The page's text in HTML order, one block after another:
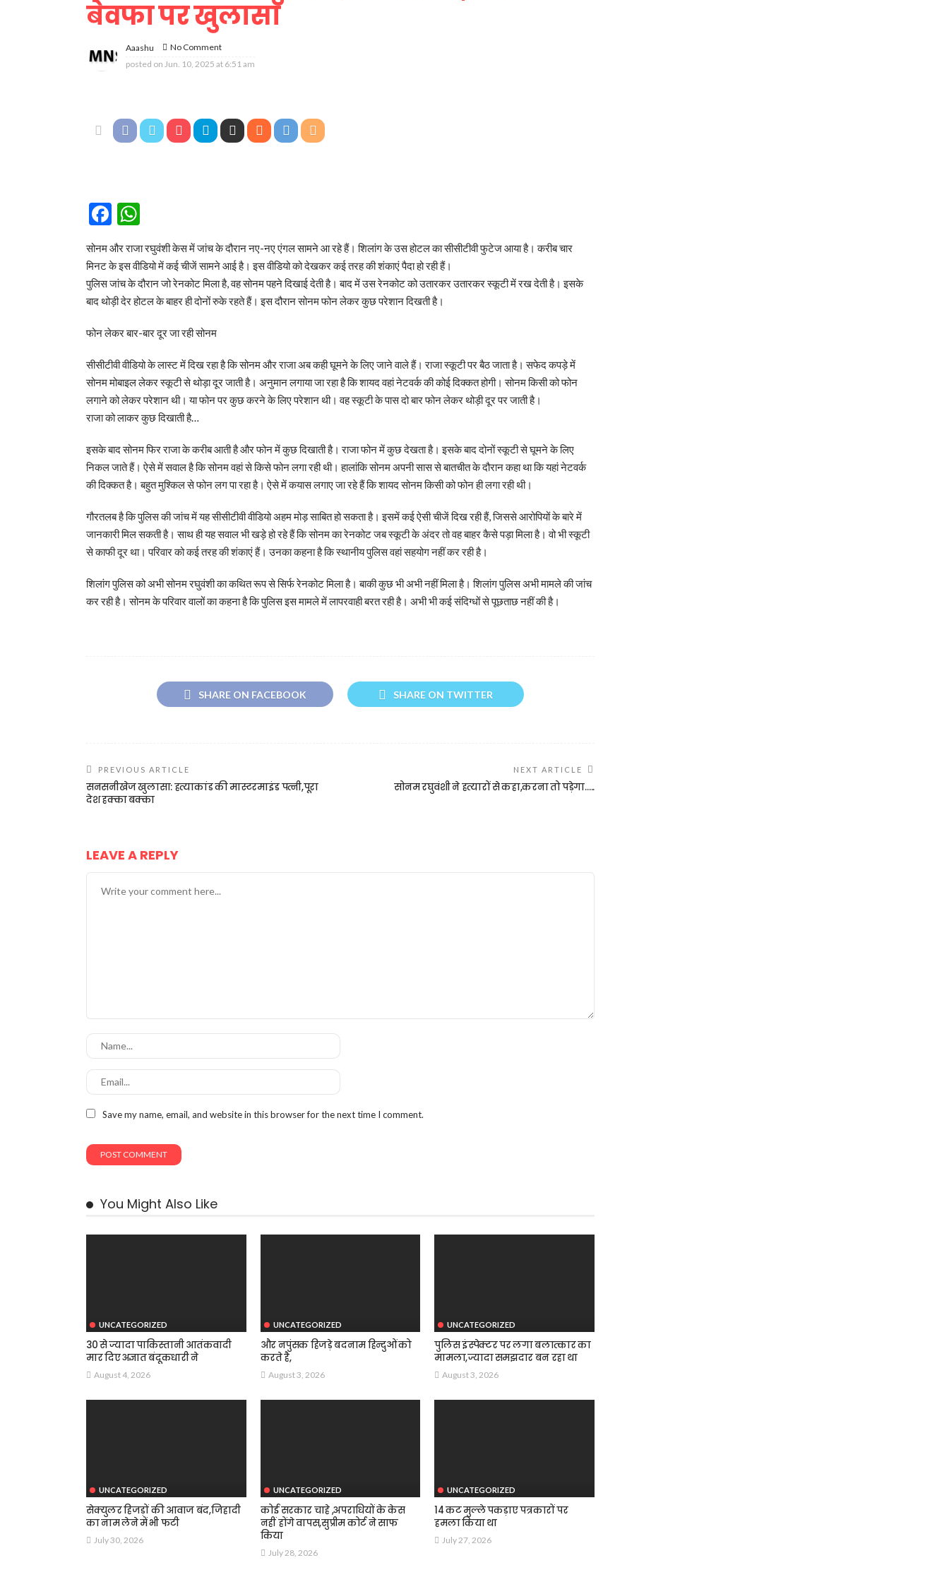
बेवफा पर खुलासा
Aaashu
No Comment
posted on Jun. 10, 2025 at 6:51 am
Facebook
सोनम और राजा रघुवंशी केस में जांच के दौरान नए-नए एंगल सामने आ रहे हैं। शिलांग के उस होटल का सीसीटीवी फुटेज आया है। करीब चार
मिनट के इस वीडियो में कई चीजें सामने आई है। इस वीडियो को देखकर कई तरह की शंकाएं पैदा हो रही हैं।
पुलिस जांच के दौरान जो रेनकोट मिला है, वह सोनम पहने दिखाई देती है। बाद में उस रेनकोट को उतारकर उतारकर स्कूटी में रख देती है। इसके
बाद थोड़ी देर होटल के बाहर ही दोनों रुके रहते हैं। इस दौरान सोनम फोन लेकर कुछ परेशान दिखती है।
फोन लेकर बार-बार दूर जा रही सोनम
सीसीटीवी वीडियो के लास्ट में दिख रहा है कि सोनम और राजा अब कही घूमने के लिए जाने वाले हैं। राजा स्कूटी पर बैठ जाता है। सफेद कपड़े में
सोनम मोबाइल लेकर स्कूटी से थोड़ा दूर जाती है। अनुमान लगाया जा रहा है कि शायद वहां नेटवर्क की कोई दिक्कत होगी। सोनम किसी को फोन
लगाने को लेकर परेशान थी। या फोन पर कुछ करने के लिए परेशान थी। वह स्कूटी के पास दो बार फोन लेकर थोड़ी दूर पर जाती है।
राजा को लाकर कुछ दिखाती है…
इसके बाद सोनम फिर राजा के करीब आती है और फोन में कुछ दिखाती है। राजा फोन में कुछ देखता है। इसके बाद दोनों स्कूटी से घूमने के लिए
निकल जाते हैं। ऐसे में सवाल है कि सोनम वहां से किसे फोन लगा रही थी। हालांकि सोनम अपनी सास से बातचीत के दौरान कहा था कि यहां नेटवर्क
की दिक्कत है। बहुत मुश्किल से फोन लग पा रहा है। ऐसे में कयास लगाए जा रहे हैं कि शायद सोनम किसी को फोन ही लगा रही थी।
गौरतलब है कि पुलिस की जांच में यह सीसीटीवी वीडियो अहम मोड़ साबित हो सकता है। इसमें कई ऐसी चीजें दिख रही हैं, जिससे आरोपियों के बारे में
जानकारी मिल सकती है। साथ ही यह सवाल भी खड़े हो रहे हैं कि सोनम का रेनकोट जब स्कूटी के अंदर तो वह बाहर कैसे पड़ा मिला है। वो भी स्कूटी
से काफी दूर था। परिवार को कई तरह की शंकाएं हैं। उनका कहना है कि स्थानीय पुलिस वहां सहयोग नहीं कर रही है।
शिलांग पुलिस को अभी सोनम रघुवंशी का कथित रूप से सिर्फ रेनकोट मिला है। बाकी कुछ भी अभी नहीं मिला है। शिलांग पुलिस अभी मामले की जांच
कर रही है। सोनम के परिवार वालों का कहना है कि पुलिस इस मामले में लापरवाही बरत रही है। अभी भी कई संदिग्धों से पूछताछ नहीं की है।
SHARE ON FACEBOOK SHARE ON TWITTER
PREVIOUS ARTICLE
सनसनीखेज खुलासा: हत्याकांड की मास्टरमाइंड पत्नी,पूरा
देश हक्का बक्का
NEXT ARTICLE
सोनम रघुवंशी ने हत्यारों से कहा,करना तो पड़ेगा…..
LEAVE A REPLY
Save my name, email, and website in this browser for the next time I comment.
You Might Also Like
UNCATEGORIZED
30 से ज्यादा पाकिस्तानी आतंकवादी
मार दिए अज्ञात बंदूकधारी ने
August 4, 2026
UNCATEGORIZED
और नपुंसक हिजड़े बदनाम हिन्दुओं को
करते है,
August 3, 2026
UNCATEGORIZED
पुलिस इंस्पेक्टर पर लगा बलात्कार का
मामला,ज्यादा समझदार बन रहा था
August 3, 2026
UNCATEGORIZED
सेक्युलर हिजड़ों की आवाज बंद,जिहादी
का नाम लेने में भी फटी
July 30, 2026
UNCATEGORIZED
कोई सरकार चाहे ,अपराधियों के केस
नहीं होंगे वापस,सुप्रीम कोर्ट ने साफ
किया
July 28, 2026
UNCATEGORIZED
14 कट मुल्ले पकड़ाए पत्रकारों पर
हमला किया था
July 27, 2026